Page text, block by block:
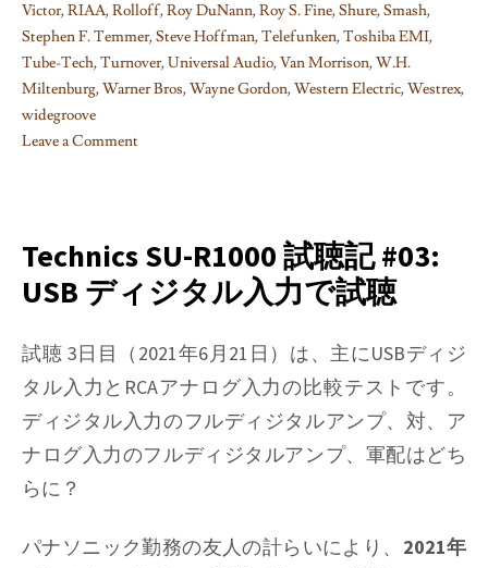
Victor,RIAA,Rolloff,Roy DuNann,Roy S. Fine,Shure,Smash,
Stephen F. Temmer,Steve Hoffman,Telefunken,Toshiba EMI,
Tube-Tech,Turnover,Universal Audio,Van Morrison,W.H.
Miltenburg,Warner Bros,Wayne Gordon,Western Electric,Westrex,
widegroove
Leave a Comment
learned
on
Phono
curves,
Pt.
24
Technics SU-R1000 試聴記 #03:
USB ディジタル入力で試聴
試聴 3日目（2021年6月21日）は、主にUSBディジ
タル入力とRCAアナログ入力の比較テストです。
ディジタル入力のフルディジタルアンプ、対、ア
ナログ入力のフルディジタルアンプ、軍配はどち
らに？
パナソニック勤務の友人の計らいにより、 2021年